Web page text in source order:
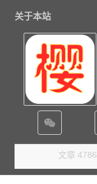
关于本站
文章 4786